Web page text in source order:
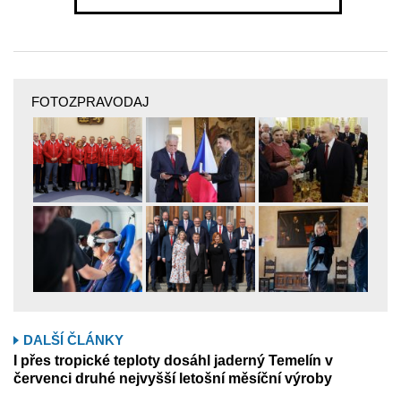
FOTOZPRAVODAJ
DALŠÍ ČLÁNKY
I přes tropické teploty dosáhl jaderný Temelín v
červenci druhé nejvyšší letošní měsíční výroby